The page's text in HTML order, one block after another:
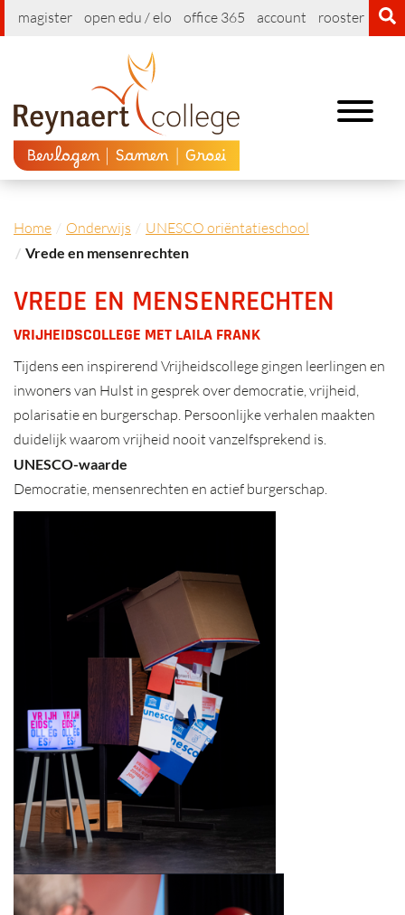
magister open edu / elo office 365 account rooster
Toggle
Home Onderwijs UNESCO oriëntatieschool
Vrede en mensenrechten
VREDE EN MENSENRECHTEN
VRIJHEIDSCOLLEGE MET LAILA FRANK
Tijdens een inspirerend Vrijheidscollege gingen leerlingen en
inwoners van Hulst in gesprek over democratie, vrijheid,
polarisatie en burgerschap. Persoonlijke verhalen maakten
duidelijk waarom vrijheid nooit vanzelfsprekend is.
UNESCO-waarde
Democratie, mensenrechten en actief burgerschap.